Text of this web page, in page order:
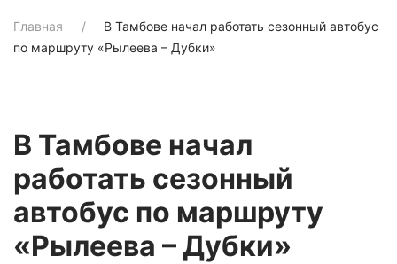
Главная
В Тамбове начал работать сезонный автобус
по маршруту «Рылеева – Дубки»
В Тамбове начал
работать сезонный
автобус по маршруту
«Рылеева – Дубки»